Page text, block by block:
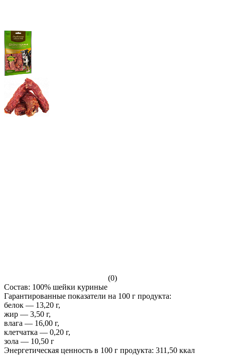
(0)
Состав: 100% шейки куриные
Гарантированные показатели на 100 г продукта:
белок — 13,20 г,
жир — 3,50 г,
влага — 16,00 г,
клетчатка — 0,20 г,
зола — 10,50 г
Энергетическая ценность в 100 г продукта: 311,50 ккал